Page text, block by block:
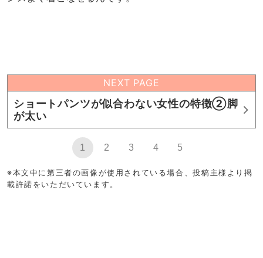
NEXT PAGE
ショートパンツが似合わない女性の特徴②脚
が太い
1 2 3 4 5
※本文中に第三者の画像が使用されている場合、投稿主様より掲
載許諾をいただいています。